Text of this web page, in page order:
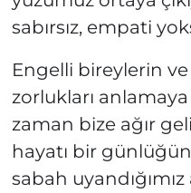
sabırsız, empati
Engelli bireylerin ve
zorlukları
zaman bize ağır
hayatı bir
sabah